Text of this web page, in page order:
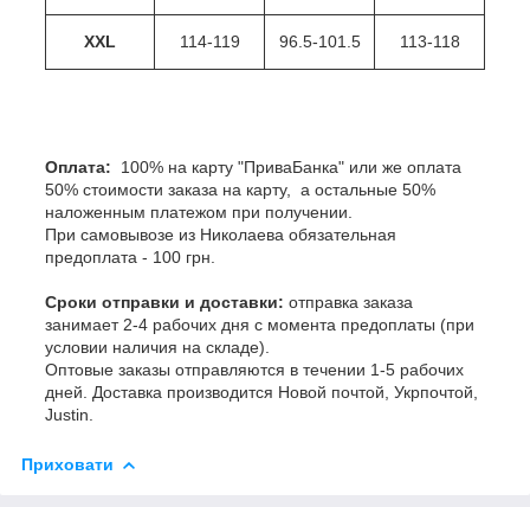
XXL 114-119 96.5-101.5 113-118
Оплата: 100% на карту "ПриваБанка" или же оплата
50% стоимости заказа на карту, а остальные 50%
наложенным платежом при получении.
При самовывозе из Николаева обязательная
предоплата - 100 грн.
Сроки отправки и доставки: отправка заказа
занимает 2-4 рабочих дня с момента предоплаты (при
условии наличия на складе).
Оптовые заказы отправляются в течении 1-5 рабочих
дней. Доставка производится Новой почтой, Укрпочтой,
Justin.
Приховати